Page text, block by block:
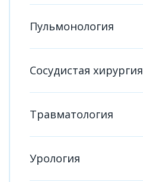
Пульмонология
Сосудистая хирургия
Травматология
Урология